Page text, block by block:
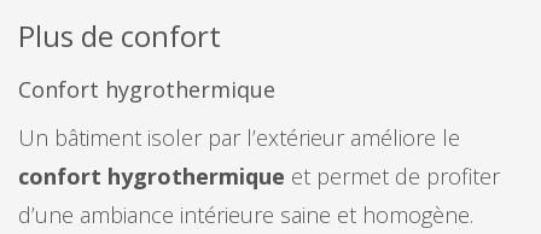
Plus de confort
Confort hygrothermique
Un bâtiment isoler par l’extérieur améliore le
confort hygrothermique et permet de profiter
d’une ambiance intérieure saine et homogène.